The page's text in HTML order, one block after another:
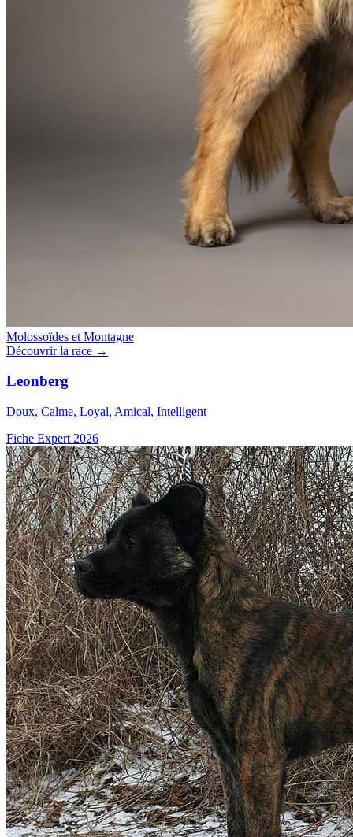
Molossoïdes et Montagne
Découvrir la race →
Leonberg
Doux, Calme, Loyal, Amical, Intelligent
Fiche Expert 2026